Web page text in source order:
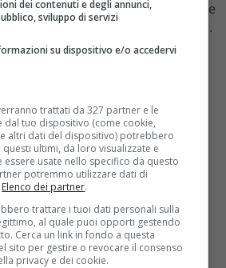
Oliver è attratto da una delle
con grande dispiacere di Elio.
di questa situazione?
si aspettava che affrontando
dell’omosessualità non
in alcuni paesi del mondo.E
la grande nottata degliOscar
dei contenuti e degli annunci,
sviluppo di servizi
su dispositivo e/o accedervi
trattati da 327 partner e le
dal tuo dispositivo (come cookie,
altri dati del dispositivo) potrebbero
ultimi, da loro visualizzate e
usate nello specifico da questo
potremmo utilizzare dati di
Elenco dei partner.
trattare i tuoi dati personali sulla
al quale puoi opporti gestendo
Cerca un link in fondo a questa
sito per gestire o revocare il consenso
privacy e dei cookie.